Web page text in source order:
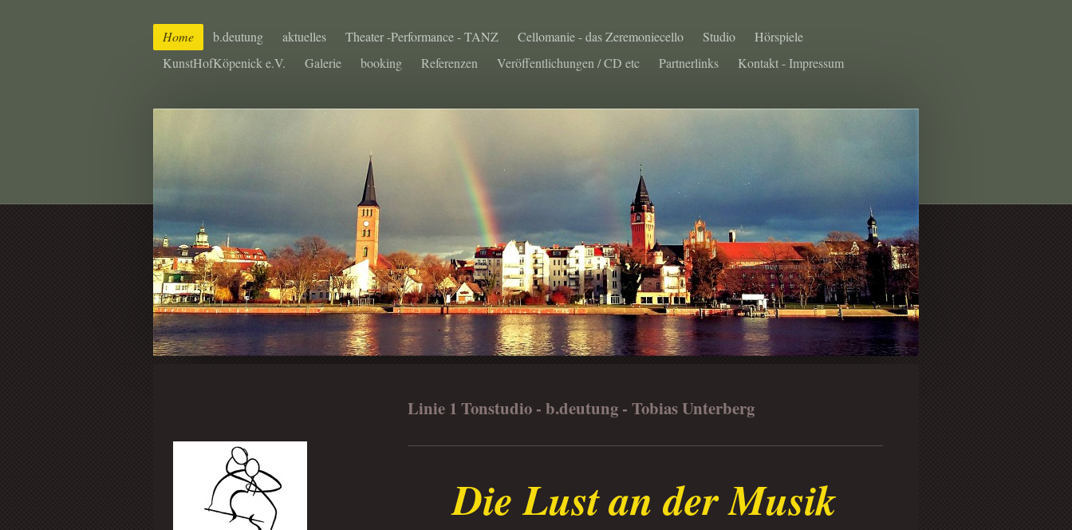
Home b.deutung aktuelles Theater -Performance - TANZ Cellomanie - das Zeremoniecello Studio
Hörspiele
KunstHofKöpenick e.V.
Galerie booking Referenzen Veröffentlichungen / CD etc Partnerlinks Kontakt - Impressum
Linie 1 Tonstudio - b.deutung - Tobias Unterberg
Die Lust an der Musik